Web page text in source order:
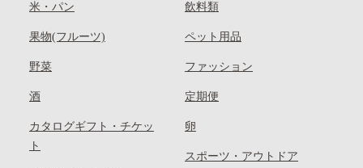
米・パン
果物(フルーツ)
野菜
酒
カタログギフト・チケッ
ト
飲料類
ペット用品
ファッション
定期便
卵
スポーツ・アウトドア